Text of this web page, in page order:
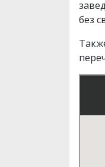
без